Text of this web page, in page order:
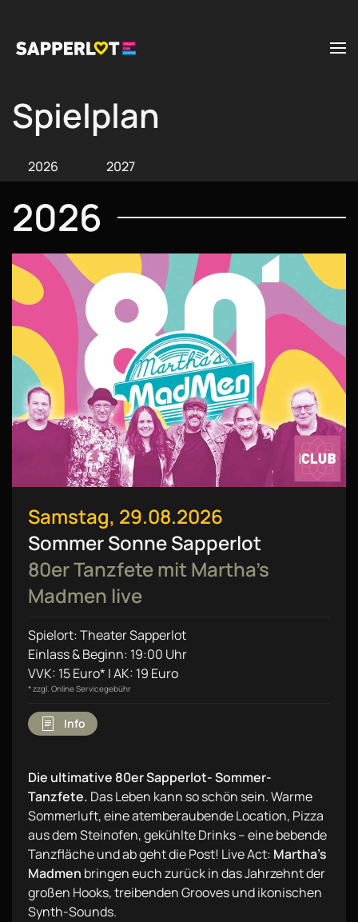
Zum Hauptinhalt springen
Spielplan
2026 2027
2026
Samstag, 29.08.2026
Sommer Sonne Sapperlot
80er Tanzfete mit Martha’s
Madmen live
Spielort: Theater Sapperlot
Einlass & Beginn: 19:00 Uhr
VVK: 15 Euro* | AK: 19 Euro
* zzgl. Online Servicegebühr
Info
Die ultimative 80er Sapperlot- Sommer-
Tanzfete. Das Leben kann so schön sein. Warme
Sommerluft, eine atemberaubende Location, Pizza
aus dem Steinofen, gekühlte Drinks – eine bebende
Tanzfläche und ab geht die Post! Live Act: Martha’s
Madmen bringen euch zurück in das Jahrzehnt der
großen Hooks, treibenden Grooves und ikonischen
Synth-Sounds.